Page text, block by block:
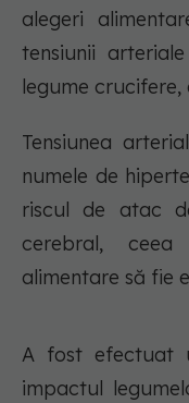
alegeri
tensiunii
legume crucifere,
Tensiunea
numele de
riscul de atac
cerebral,
alimentare să fie
A fost efectuat
impactul